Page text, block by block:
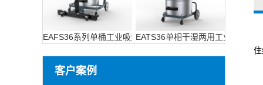
EAFS36系列单桶工业吸尘器EATS36单相干湿两用工业吸尘器
客户案例